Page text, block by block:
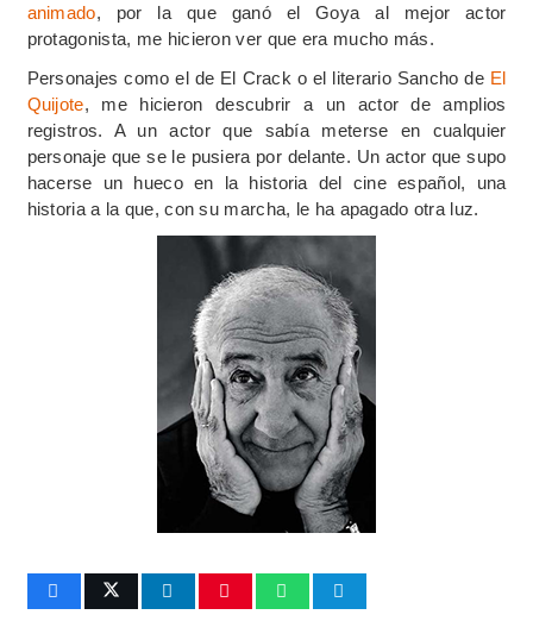
animado, por la que ganó el Goya al mejor actor
protagonista, me hicieron ver que era mucho más.
Personajes como el de El Crack o el literario Sancho de El
Quijote, me hicieron descubrir a un actor de amplios
registros. A un actor que sabía meterse en cualquier
personaje que se le pusiera por delante. Un actor que supo
hacerse un hueco en la historia del cine español, una
historia a la que, con su marcha, le ha apagado otra luz.